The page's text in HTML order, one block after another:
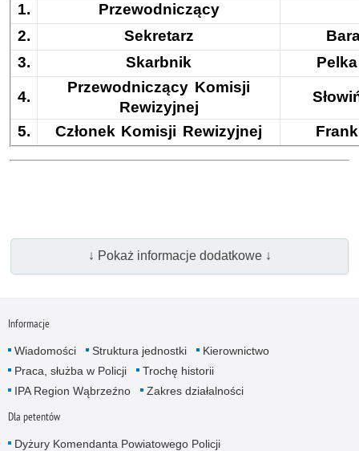
1.
Przewodniczący
2.
Sekretarz
3.
Skarbnik
4.
Przewodniczący Komisji
Rewizyjnej
5. Członek Komisji Rewizyjnej
↓ Pokaż informacje dodatkowe ↓
Informacje
Wiadomości Struktura jednostki
Kierownictwo
Praca, służba w Policji
Trochę historii
IPA Region Wąbrzeźno
Zakres działalności
Dla petentów
Dyżury Komendanta Powiatowego Policji